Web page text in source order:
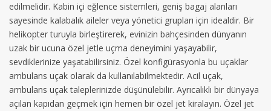
edilmelidir. Kabin içi eğlence sistemleri, geniş bagaj alanları
sayesinde kalabalık aileler veya yönetici grupları için idealdir. Bir
helikopter turuyla birleştirerek, evinizin bahçesinden dünyanın
uzak bir ucuna özel jetle uçma deneyimini yaşayabilir,
sevdiklerinize yaşatabilirsiniz. Özel konfigürasyonla bu uçaklar
ambulans uçak olarak da kullanılabilmektedir. Acil uçak,
ambulans uçak taleplerinizde düşünülebilir. Ayrıcalıklı bir dünyaya
açılan kapıdan geçmek için hemen bir özel jet kiralayın. Özel jet